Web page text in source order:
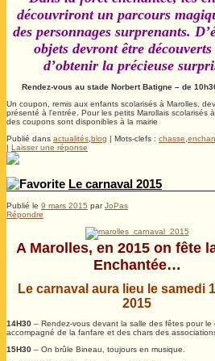
découvriront un parcours
des personnages surprenants.
objets devront être
d’obtenir la précieuse
Rendez-vous au stade Norbert Batigne – de
Un coupon, remis aux enfants scolarisés à Marolles,
présenté à l’entrée. Pour les petits Marollais scolarisés à
des coupons sont disponibles à la mairie
Publié dans actualités,blog Mots-clefs : chasse,
Laisser une réponse
Le carnaval 2015
Publié le 9 mars 2015 parJoPas
Répondre
A Marolles, en 2015 on fête
Enchantée…
Le carnaval aura lieu le samedi
2015
14H30 – Rendez-vous devant la salle des fêtes pour le
accompagné de la fanfare et des chars des
15H30 – On brûle Bineau, toujours en musique.